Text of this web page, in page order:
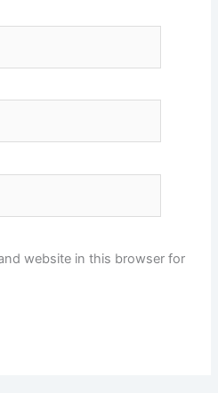
website in this browser for